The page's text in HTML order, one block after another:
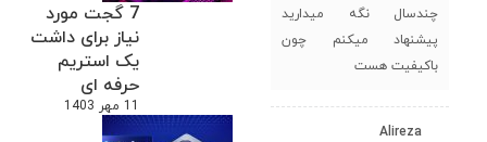
7 گجت مورد
نیاز برای داشت
یک استریم
حرفه ای
11 مهر 1403
چندسال نگه میدارید
پیشنهاد میکنم چون
باکیفیت هست
Alireza